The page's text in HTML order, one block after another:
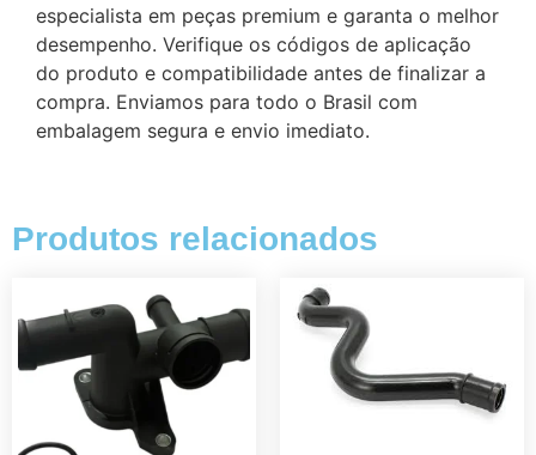
especialista em peças premium e garanta o melhor
desempenho. Verifique os códigos de aplicação
do produto e compatibilidade antes de finalizar a
compra. Enviamos para todo o Brasil com
embalagem segura e envio imediato.
Produtos relacionados